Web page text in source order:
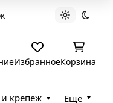
Светлая
ИзбранноеКорзина
крепеж Еще